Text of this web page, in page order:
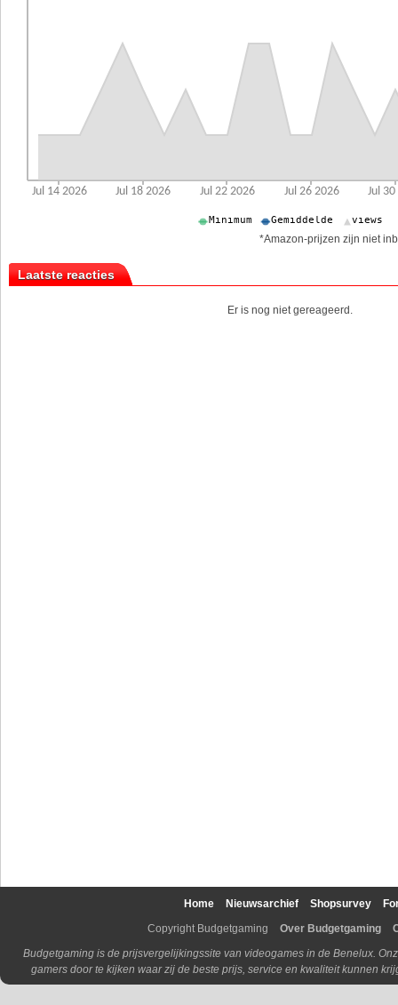
*Amazon-prijzen zijn niet
Laatste reacties
Er is nog niet gereageerd.
Home Nieuwsarchief Shopsurvey
Copyright Budgetgaming
Over Budgetgaming
Budgetgaming is de prijsvergelijkingssite van videogames in de Benelux.
gamers door te kijken waar zij de beste prijs, service en kwaliteit kunnen